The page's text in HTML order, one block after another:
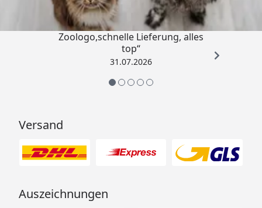
„Gute Erfahrung mit
Zoologo,schnelle Lieferung, alles
top“
31.07.2026
Versand
Auszeichnungen